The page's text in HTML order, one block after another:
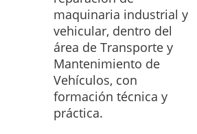
maquinaria industrial y
vehicular, dentro del
área de Transporte y
Mantenimiento de
Vehículos, con
formación técnica y
práctica.